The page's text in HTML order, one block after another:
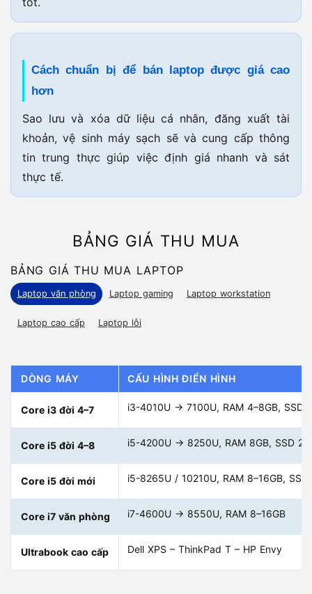
Cách chuẩn bị để bán laptop được giá cao
hơn
Sao lưu và xóa dữ liệu cá nhân, đăng xuất tài
khoản, vệ sinh máy sạch sẽ và cung cấp thông
tin trung thực giúp việc định giá nhanh và sát
thực tế.
BẢNG GIÁ THU MUA
BẢNG GIÁ THU MUA LAPTOP
Laptop văn phòng Laptop gaming Laptop workstation
Laptop cao cấp Laptop lỗi
DÒNG MÁY CẤU HÌNH ĐIỂN HÌNH
Core i3 đời 4–7 i3-4010U → 7100U, RAM 4–8GB, SSD
Core i5 đời 4–8 i5-4200U → 8250U, RAM 8GB, SSD
Core i5 đời mới i5-8265U / 10210U, RAM 8–16GB, SSD
Core i7 văn phòng i7-4600U → 8550U, RAM 8–16GB
Ultrabook cao cấp Dell XPS – ThinkPad T – HP Envy